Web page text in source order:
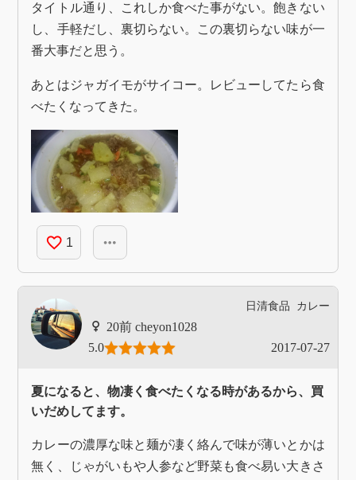
タイトル通り、これしか食べた事がない。飽きない
し、手軽だし、裏切らない。この裏切らない味が一
番大事だと思う。
あとはジャガイモがサイコー。レビューしてたら食
べたくなってきた。
favorite_border 1 more_horiz
日清食品 カレー
cheyon1028
5.0
2017-07-27
夏になると、物凄く食べたくなる時があるから、買
いだめしてます。
カレーの濃厚な味と麺が凄く絡んで味が薄いとかは
無く、じゃがいもや人参など野菜も食べ易い大きさ